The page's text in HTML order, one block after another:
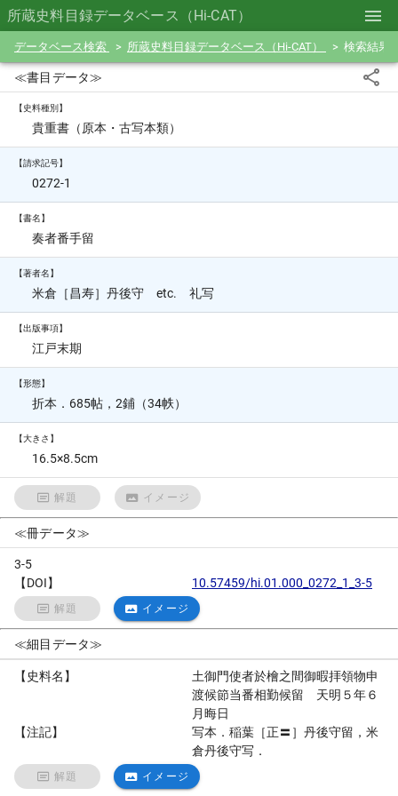
所蔵史料目録データベース（Hi-CAT）
データベース検索 所蔵史料目録データベース（Hi-CAT） 検索結果
≪書目データ≫
【史料種別】
貴重書（原本・古写本類）
【請求記号】
0272-1
【書名】
奏者番手留
【著者名】
米倉［昌寿］丹後守 etc. 礼写
【出版事項】
江戸末期
【形態】
折本．685帖，2鋪（34帙）
【大きさ】
16.5×8.5cm
解題 イメージ
≪冊データ≫
3-5
【DOI】
10.57459/hi.01.000_0272_1_3-5
解題 イメージ
≪細目データ≫
【史料名】
土御門使者於檜之間御暇拝領物申
渡候節当番相勤候留 天明５年６
月晦日
【注記】
写本．稲葉［正〓］丹後守留，米
倉丹後守写．
解題 イメージ